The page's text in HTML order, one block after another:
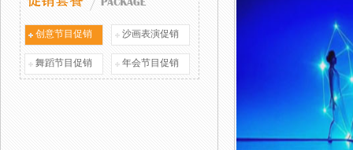
创意节目促销 沙画表演促销
舞蹈节目促销 年会节目促销